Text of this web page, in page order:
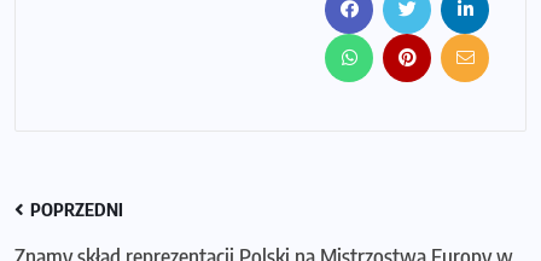
POPRZEDNI